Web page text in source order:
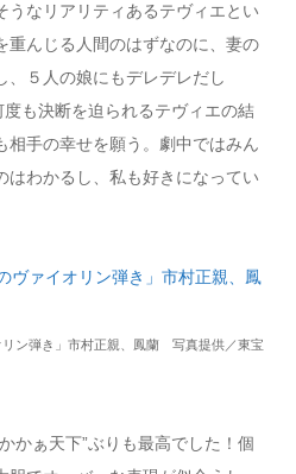
うなリアリティあるテヴィエとい
重んじる人間のはずなのに、妻の
、５人の娘にもデレデレだし
も決断を迫られるテヴィエの結
相手の幸せを願う。劇中ではみん
はわかるし、私も好きになってい
リン弾き」市村正親、鳳蘭 写真提供／東宝
かぁ天下”ぶりも最高でした！個